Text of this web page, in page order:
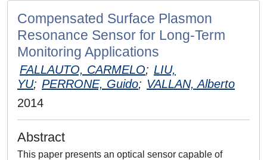
Compensated Surface Plasmon
Resonance Sensor for Long-Term
Monitoring Applications
FALLAUTO, CARMELO; LIU,
YU; PERRONE, Guido; VALLAN, Alberto
2014
Abstract
This paper presents an optical sensor capable of